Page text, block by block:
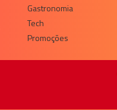
Gastronomia
Tech
Promoções